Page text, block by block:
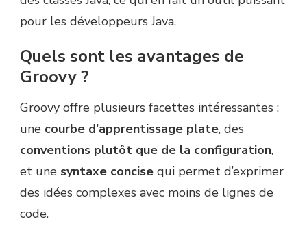
pour les développeurs Java.
Quels sont les avantages de
Groovy ?
Groovy offre plusieurs facettes intéressantes :
une courbe d’apprentissage plate, des
conventions plutôt que de la configuration,
et une syntaxe concise qui permet d’exprimer
des idées complexes avec moins de lignes de
code.